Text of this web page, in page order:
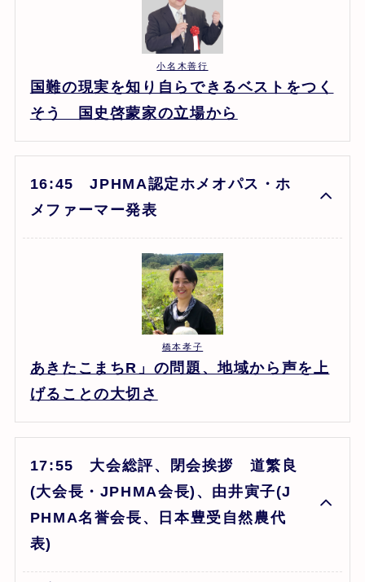
小名木善行
国難の現実を知り自らできるベストをつく
そう 国史啓蒙家の立場から
16:45 JPHMA認定ホメオパス・ホ
メファーマー発表
橋本孝子
あきたこまちR」の問題、地域から声を上
げることの大切さ
17:55 大会総評、閉会挨拶 道繁良
(大会長・JPHMA会長)、由井寅子(J
PHMA名誉会長、日本豊受自然農代
表)